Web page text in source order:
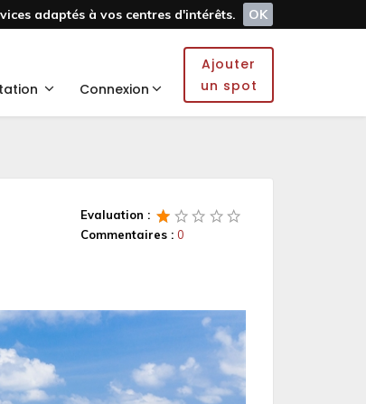
adaptés à vos centres d'intérêts.
OK
Connexion
Ajouter
un spot
Evaluation :
Commentaires : 0